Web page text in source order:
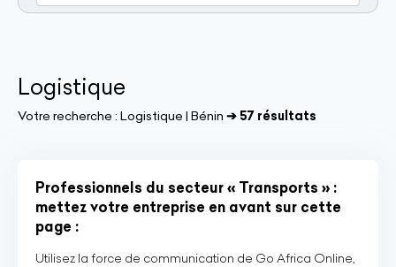
Logistique
Votre recherche : Logistique | Bénin ➔ 57 résultats
Professionnels du secteur « Transports » :
mettez votre entreprise en avant sur cette
page :
Utilisez la force de communication de Go Africa Online,